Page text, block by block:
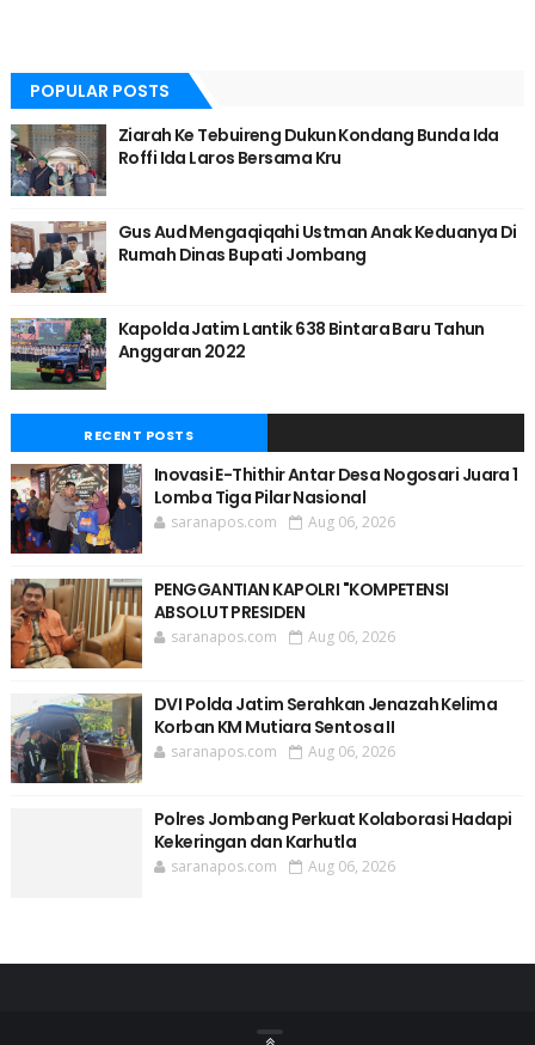
POPULAR POSTS
Ziarah Ke Tebuireng Dukun Kondang Bunda Ida
Roffi Ida Laros Bersama Kru
Gus Aud Mengaqiqahi Ustman Anak Keduanya Di
Rumah Dinas Bupati Jombang
Kapolda Jatim Lantik 638 Bintara Baru Tahun
Anggaran 2022
RECENT POSTS
Inovasi E-Thithir Antar Desa Nogosari Juara 1
Lomba Tiga Pilar Nasional
saranapos.com Aug 06, 2026
PENGGANTIAN KAPOLRI "KOMPETENSI
ABSOLUT PRESIDEN
saranapos.com Aug 06, 2026
DVI Polda Jatim Serahkan Jenazah Kelima
Korban KM Mutiara Sentosa II
saranapos.com Aug 06, 2026
Polres Jombang Perkuat Kolaborasi Hadapi
Kekeringan dan Karhutla
saranapos.com Aug 06, 2026